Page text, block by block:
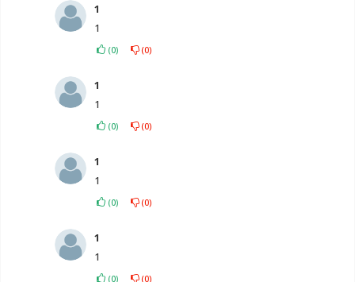
1
1
(0) (0)
1
1
(0) (0)
1
1
(0) (0)
1
1
(0) (0)